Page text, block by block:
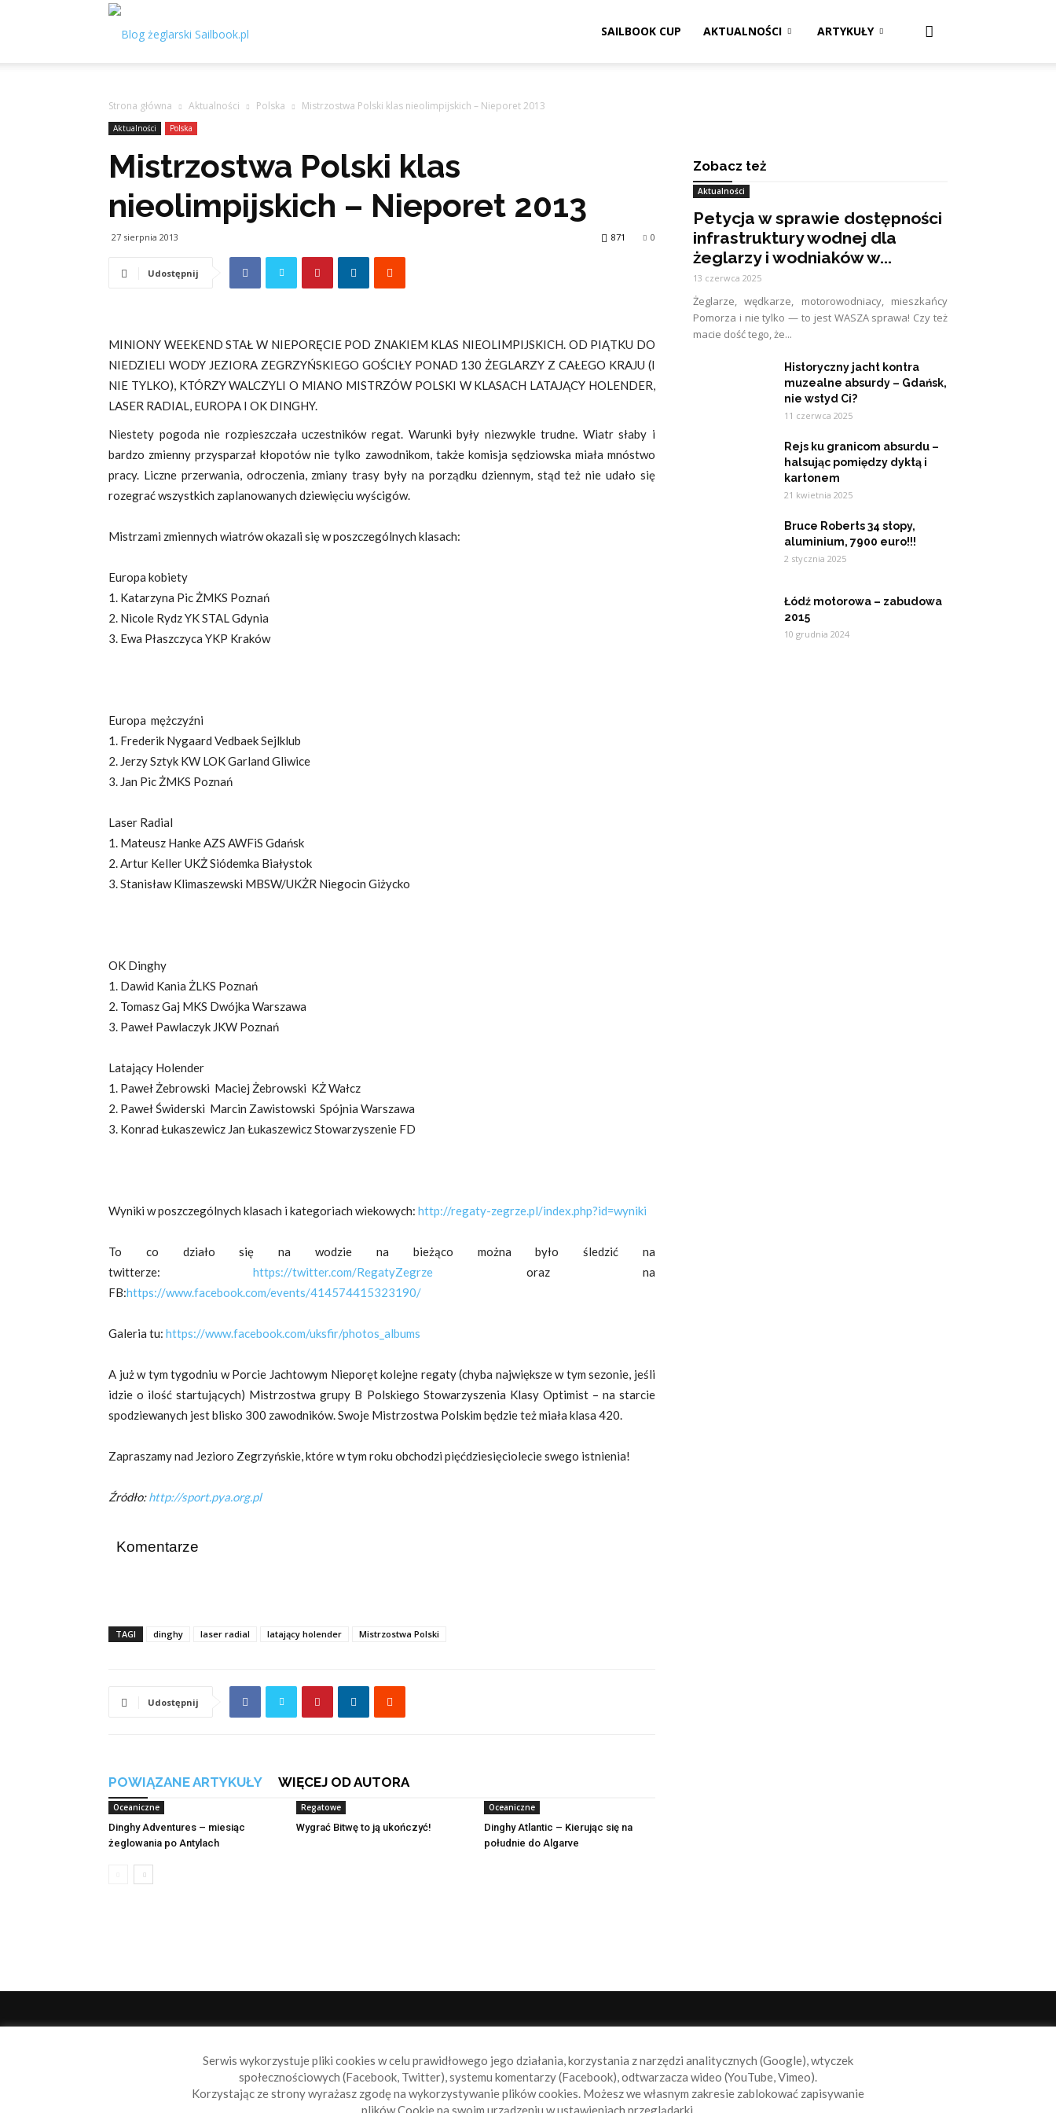
SAILBOOK CUP AKTUALNOŚCI ARTYKUŁY
Strona główna Aktualności Polska Mistrzostwa Polski klas nieolimpijskich – Nieporet 2013
Aktualności Polska
Mistrzostwa Polski klas
nieolimpijskich – Nieporet 2013
27 sierpnia 2013 0
871
Udostępnij
MINIONY WEEKEND STAŁ W NIEPORĘCIE POD ZNAKIEM KLAS NIEOLIMPIJSKICH. OD PIĄTKU DO
NIEDZIELI WODY JEZIORA ZEGRZYŃSKIEGO GOŚCIŁY PONAD 130 ŻEGLARZY Z CAŁEGO KRAJU (I
NIE TYLKO), KTÓRZY WALCZYLI O MIANO MISTRZÓW POLSKI W KLASACH LATAJĄCY HOLENDER,
LASER RADIAL, EUROPA I OK DINGHY.
Niestety pogoda nie rozpieszczała uczestników regat. Warunki były niezwykle trudne. Wiatr słaby i
bardzo zmienny przysparzał kłopotów nie tylko zawodnikom, także komisja sędziowska miała mnóstwo
pracy. Liczne przerwania, odroczenia, zmiany trasy były na porządku dziennym, stąd też nie udało się
rozegrać wszystkich zaplanowanych dziewięciu wyścigów.
Mistrzami zmiennych wiatrów okazali się w poszczególnych klasach:
Europa kobiety
1. Katarzyna Pic ŻMKS Poznań
2. Nicole Rydz YK STAL Gdynia
3. Ewa Płaszczyca YKP Kraków
Europa mężczyźni
1. Frederik Nygaard Vedbaek Sejlklub
2. Jerzy Sztyk KW LOK Garland Gliwice
3. Jan Pic ŻMKS Poznań
Laser Radial
1. Mateusz Hanke AZS AWFiS Gdańsk
2. Artur Keller UKŻ Siódemka Białystok
3. Stanisław Klimaszewski MBSW/UKŻR Niegocin Giżycko
OK Dinghy
1. Dawid Kania ŻLKS Poznań
2. Tomasz Gaj MKS Dwójka Warszawa
3. Paweł Pawlaczyk JKW Poznań
Latający Holender
1. Paweł Żebrowski Maciej Żebrowski KŻ Wałcz
2. Paweł Świderski Marcin Zawistowski Spójnia Warszawa
3. Konrad Łukaszewicz Jan Łukaszewicz Stowarzyszenie FD
Wyniki w poszczególnych klasach i kategoriach wiekowych: http://regaty-zegrze.pl/index.php?id=wyniki
To co działo się na wodzie na bieżąco można było śledzić na
twitterze:https://twitter.com/RegatyZegrze oraz na
FB:https://www.facebook.com/events/414574415323190/
Galeria tu: https://www.facebook.com/uksfir/photos_albums
A już w tym tygodniu w Porcie Jachtowym Nieporęt kolejne regaty (chyba największe w tym sezonie, jeśli
idzie o ilość startujących) Mistrzostwa grupy B Polskiego Stowarzyszenia Klasy Optimist – na starcie
spodziewanych jest blisko 300 zawodników. Swoje Mistrzostwa Polskim będzie też miała klasa 420.
Zapraszamy nad Jezioro Zegrzyńskie, które w tym roku obchodzi pięćdziesięciolecie swego istnienia!
Źródło:http://sport.pya.org.pl
Komentarze
TAGI dinghy laser radial latający holender Mistrzostwa Polski
Udostępnij
POWIĄZANE ARTYKUŁY WIĘCEJ OD AUTORA
Oceaniczne
Dinghy Adventures – miesiąc
żeglowania po Antylach
Regatowe
Wygrać Bitwę to ją ukończyć!
Oceaniczne
Dinghy Atlantic – Kierując się na
południe do Algarve
Zobacz też
Aktualności
Petycja w sprawie dostępności
infrastruktury wodnej dla
żeglarzy i wodniaków w...
13 czerwca 2025
Żeglarze, wędkarze, motorowodniacy, mieszkańcy
Pomorza i nie tylko — to jest WASZA sprawa! Czy też
macie dość tego, że...
Historyczny jacht kontra
muzealne absurdy – Gdańsk,
nie wstyd Ci?
11 czerwca 2025
Rejs ku granicom absurdu –
halsując pomiędzy dyktą i
kartonem
21 kwietnia 2025
Bruce Roberts 34 stopy,
aluminium, 7900 euro!!!
2 stycznia 2025
Łódź motorowa – zabudowa
2015
10 grudnia 2024
Sailbook.pl to miejsce dla wszystkich, którzy szukają aktualnych
wiadomości ze świata żeglarstwa, świata motorowodniactwa i
Serwis wykorzystuje pliki cookies w celu prawidłowego jego działania, korzystania z narzędzi analitycznych (Google), wtyczek
społecznościowych (Facebook, Twitter), systemu komentarzy (Facebook), odtwarzacza wideo (YouTube, Vimeo).
Korzystając ze strony wyrażasz zgodę na wykorzystywanie plików cookies. Możesz we własnym zakresie zablokować zapisywanie
plików Cookie na swoim urządzeniu w ustawieniach przeglądarki.